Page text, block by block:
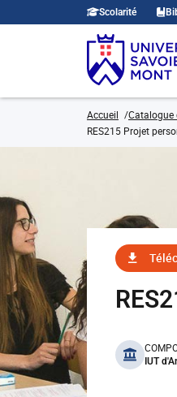
Scolarité
Accueil
RES215 Projet
IUT